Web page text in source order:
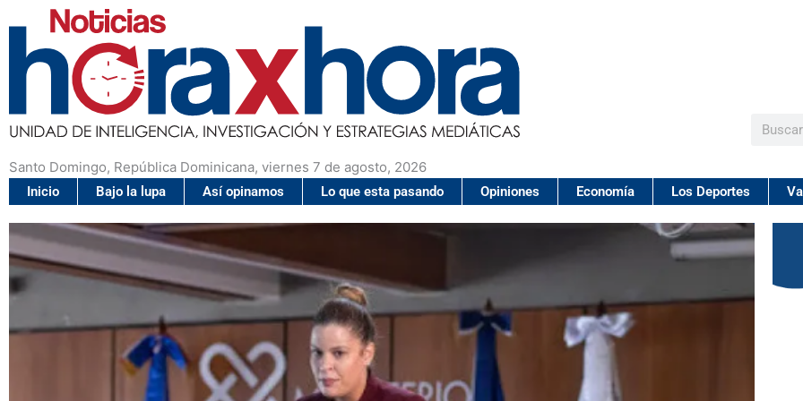
Santo Domingo, República Dominicana, viernes 7 de agosto, 2026
Buscar
Inicio Bajo la lupa Así opinamos Lo que esta pasando Opiniones Economía Los Deportes